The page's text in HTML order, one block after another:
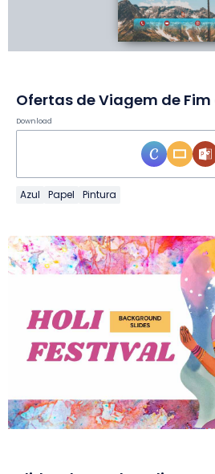
Download
Azul Papel Pintura